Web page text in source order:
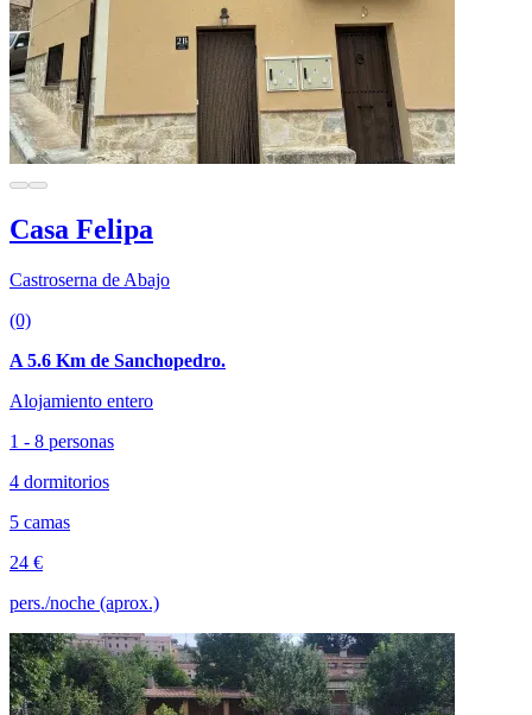
Casa Felipa
Castroserna de Abajo
(0)
A 5.6 Km de Sanchopedro.
Alojamiento entero
1 - 8 personas
4 dormitorios
5 camas
24 €
pers./noche (aprox.)